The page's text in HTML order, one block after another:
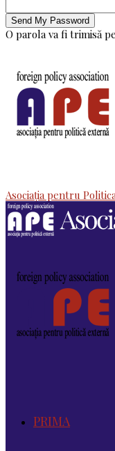
O parola va fi trimisă
Asociaţia pentru
PRIMA